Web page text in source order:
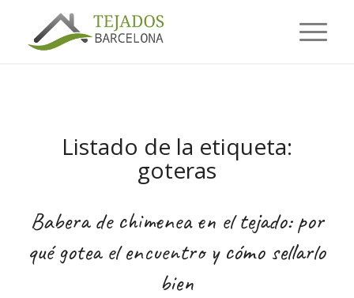
Listado de la etiqueta:
goteras
Babera de chimenea en el tejado: por
qué gotea el encuentro y cómo sellarlo
bien